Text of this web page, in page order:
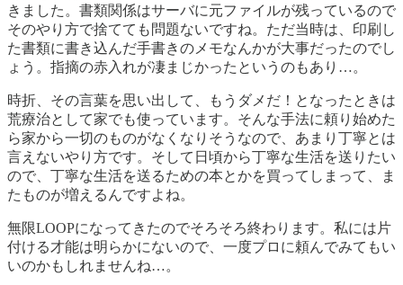
きました。書類関係はサーバに元ファイルが残っているので
そのやり方で捨てても問題ないですね。ただ当時は、印刷し
た書類に書き込んだ手書きのメモなんかが大事だったのでし
ょう。指摘の赤入れが凄まじかったというのもあり…。
時折、その言葉を思い出して、もうダメだ！となったときは
荒療治として家でも使っています。そんな手法に頼り始めた
ら家から一切のものがなくなりそうなので、あまり丁寧とは
言えないやり方です。そして日頃から丁寧な生活を送りたい
ので、丁寧な生活を送るための本とかを買ってしまって、ま
たものが増えるんですよね。
無限LOOPになってきたのでそろそろ終わります。私には片
付ける才能は明らかにないので、一度プロに頼んでみてもい
いのかもしれませんね…。